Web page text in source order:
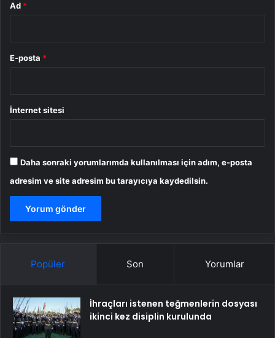
Ad *
E-posta *
İnternet sitesi
Daha sonraki yorumlarımda kullanılması için adım, e-posta
adresim ve site adresim bu tarayıcıya kaydedilsin.
Popüler Son Yorumlar
İhraçları istenen teğmenlerin dosyası
ikinci kez disiplin kurulunda